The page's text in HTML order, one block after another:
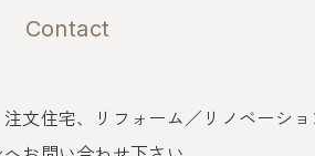
Contact
文住宅、
リフォーム／リノベーシ